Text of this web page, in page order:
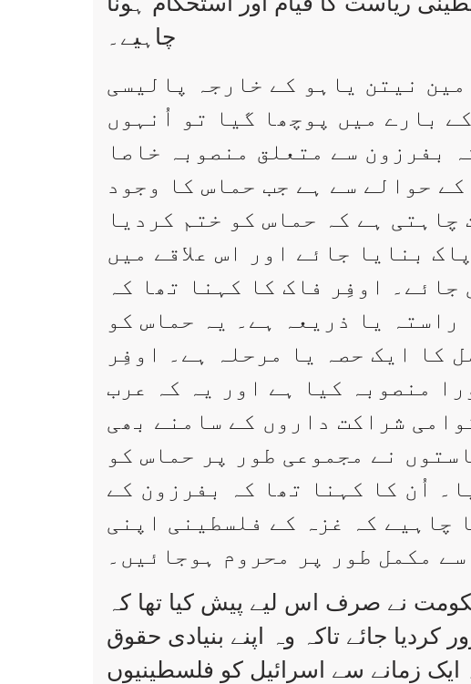
چاہیے۔
نیتن یاہو کے خارجہ پالیسی
بارے میں پوچھا گیا تو اُنہوں
بفرزون سے متعلق منصوبہ خاصا
حوالے سے ہے جب حماس کا وجود
ہے کہ حماس کو ختم کردیا
بنایا جائے اور اس علاقے میں
جائے۔ اوفِر فاک کا کہنا تھا کہ
راستہ یا ذریعہ ہے۔ یہ حماس کو
کا ایک حصہ یا مرحلہ ہے۔ اوفِر
منصوبہ کیا ہے اور یہ کہ عرب
شراکت داروں کے سامنے بھی
نے مجموعی طور پر حماس کو
اُن کا کہنا تھا کہ بفرزون کے
چاہیے کہ غزہ کے فلسطینی اپنی
مکمل طور پر محروم ہوجائیں۔
نے صرف اس لیے پیش کیا تھا کہ
کردیا جائے تاکہ وہ اپنے بنیادی حقوق
ایک زمانے سے اسرائیل کو فلسطینیوں